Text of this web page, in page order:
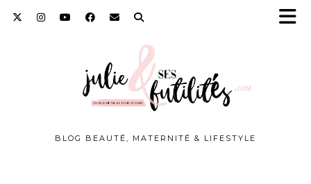
BLOG BEAUTÉ, MATERNITÉ & LIFESTYLE